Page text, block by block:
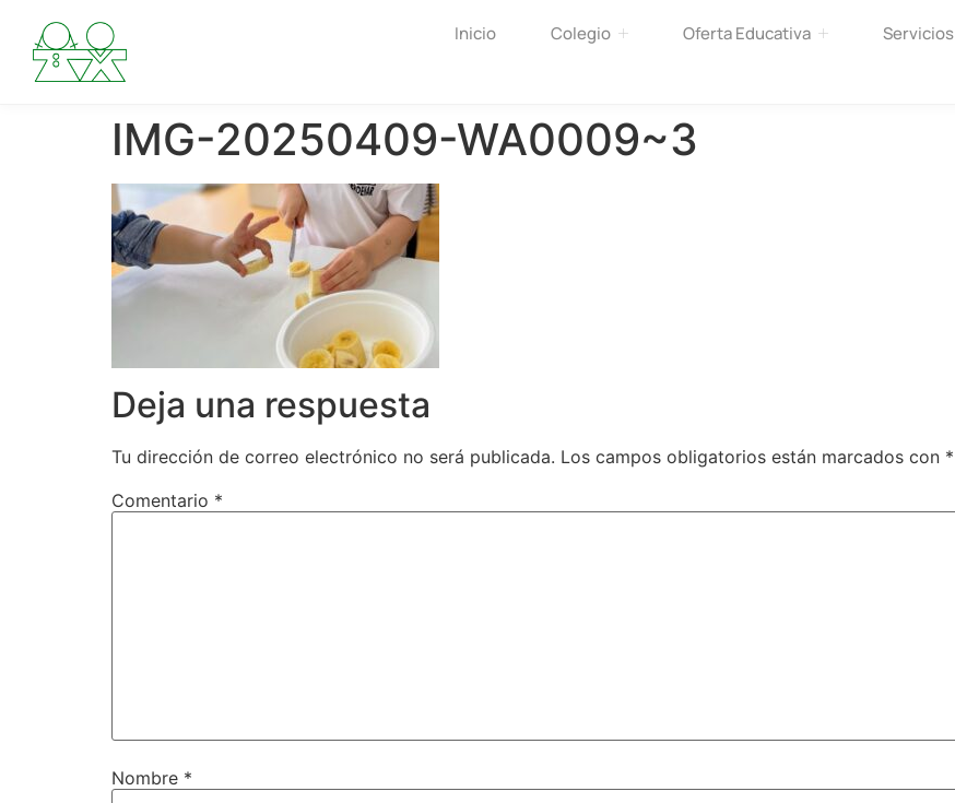
Inicio Colegio Oferta Educativa Servicios
IMG-20250409-WA0009~3
Deja una respuesta
Tu dirección de correo electrónico no será publicada. Los campos obligatorios están marcados con *
Comentario *
Nombre *